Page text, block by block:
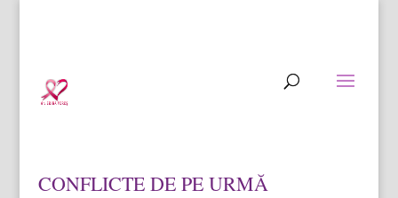
CONFLICTE DE PE URMĂ